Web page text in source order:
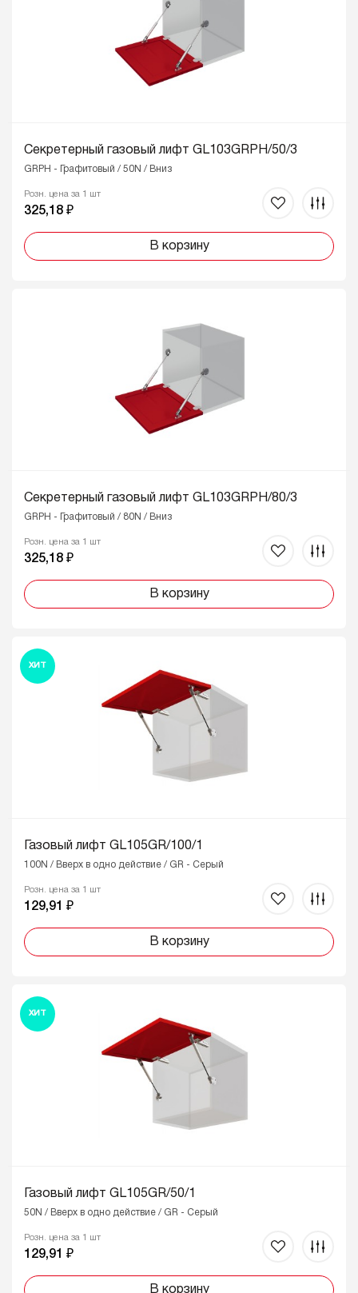
Секретерный газовый лифт GL103GRPH/50/3
GRPH - Графитовый / 50N / Вниз
Розн. цена за 1 шт
325,18 ₽
В корзину
Секретерный газовый лифт GL103GRPH/80/3
GRPH - Графитовый / 80N / Вниз
Розн. цена за 1 шт
325,18 ₽
В корзину
ХИТ
Газовый лифт GL105GR/100/1
100N / Вверх в одно действие / GR - Серый
Розн. цена за 1 шт
129,91 ₽
В корзину
ХИТ
Газовый лифт GL105GR/50/1
50N / Вверх в одно действие / GR - Серый
Розн. цена за 1 шт
129,91 ₽
В корзину